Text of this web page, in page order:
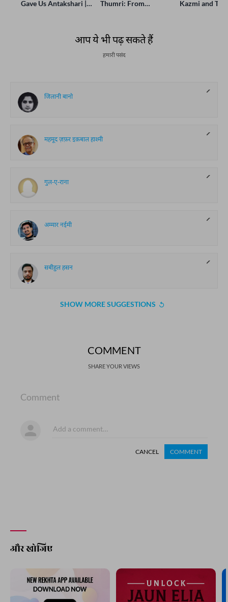
Gave Us Antakshari |
Thumri: From
Kazmi and
आप ये भी पढ़ सकते हैं
हमारी पसंद
जिलानी बानो
महमूद ज़फ़र इक़बाल हाश्मी
गुल-ए-राना
अम्मार नईमी
सबीहुल हसन
SHOW MORE SUGGESTIONS
COMMENT
SHARE YOUR VIEWS
Comment
CANCEL COMMENT
और खोजिए